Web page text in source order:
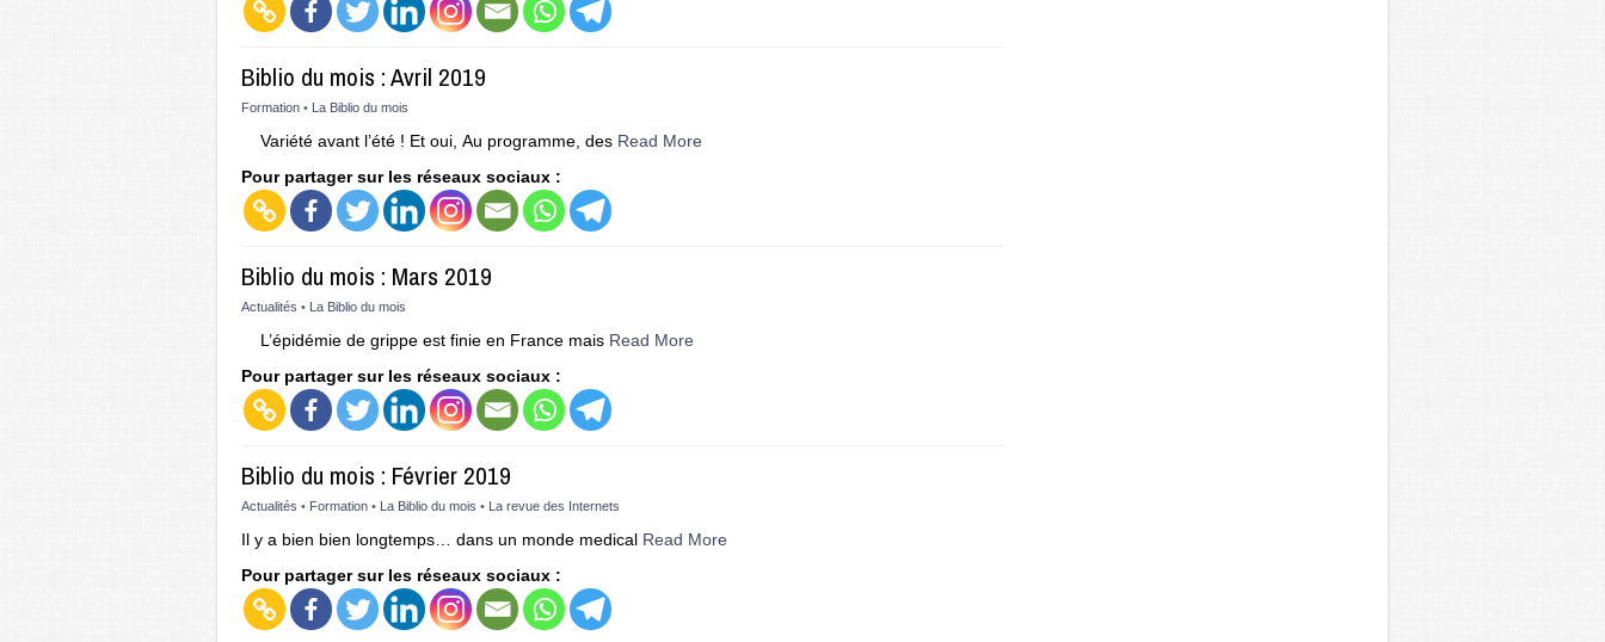
Biblio du mois : Avril 2019
Formation • La Biblio du mois
Variété avant l’été ! Et oui, Au programme, des Read More
Pour partager sur les réseaux sociaux :
Biblio du mois : Mars 2019
Actualités • La Biblio du mois
L’épidémie de grippe est finie en France mais Read More
Pour partager sur les réseaux sociaux :
Biblio du mois : Février 2019
Actualités • Formation • La Biblio du mois • La revue des Internets
Il y a bien bien longtemps… dans un monde medical Read More
Pour partager sur les réseaux sociaux :